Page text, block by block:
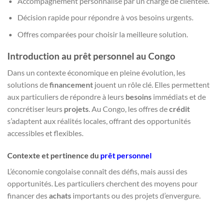
Décision rapide pour répondre à vos besoins urgents.
Offres comparées pour choisir la meilleure solution.
Introduction au prêt personnel au Congo
Dans un contexte économique en pleine évolution, les
solutions definancement jouent un rôle clé. Elles permettent
aux particuliers de répondre à leurs besoins immédiats et de
concrétiser leurs projets. Au Congo, les offres decrédit
s’adaptent aux réalités locales, offrant des opportunités
accessibles et flexibles.
Contexte et pertinence du prêt personnel
L’économie congolaise connaît des défis, mais aussi des
opportunités. Les particuliers cherchent des moyens pour
financer desachats importants ou des projets d’envergure.